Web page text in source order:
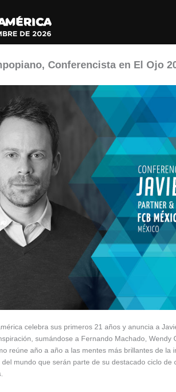
Conferencista en El Ojo
celebra sus primeros 21 años y anuncia a
sumándose a Fernando Machado,
reúne año a año a las mentes más brillantes de la
mundo que serán parte de su destacado ciclo